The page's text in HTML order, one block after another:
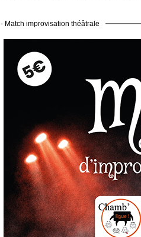
- Match improvisation théâtrale